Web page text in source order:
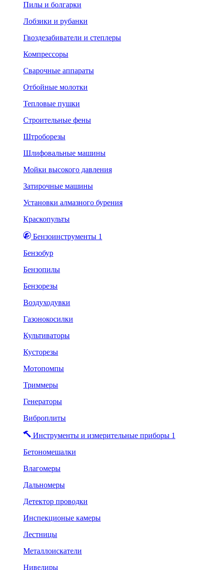
Пилы и болгарки
Лобзики и рубанки
Гвоздезабиватели и степлеры
Компрессоры
Сварочные аппараты
Отбойные молотки
Тепловые пушки
Строительные фены
Штроборезы
Шлифовальные машины
Мойки высокого давления
Затирочные машины
Установки алмазного бурения
Краскопульты
Бензоинструменты 1
Бензобур
Бензопилы
Бензорезы
Воздуходувки
Газонокосилки
Культиваторы
Кусторезы
Мотопомпы
Триммеры
Генераторы
Виброплиты
Инструменты и измерительные приборы 1
Бетономешалки
Влагомеры
Дальномеры
Детектор проводки
Инспекционые камеры
Лестницы
Металлоискатели
Нивелиры